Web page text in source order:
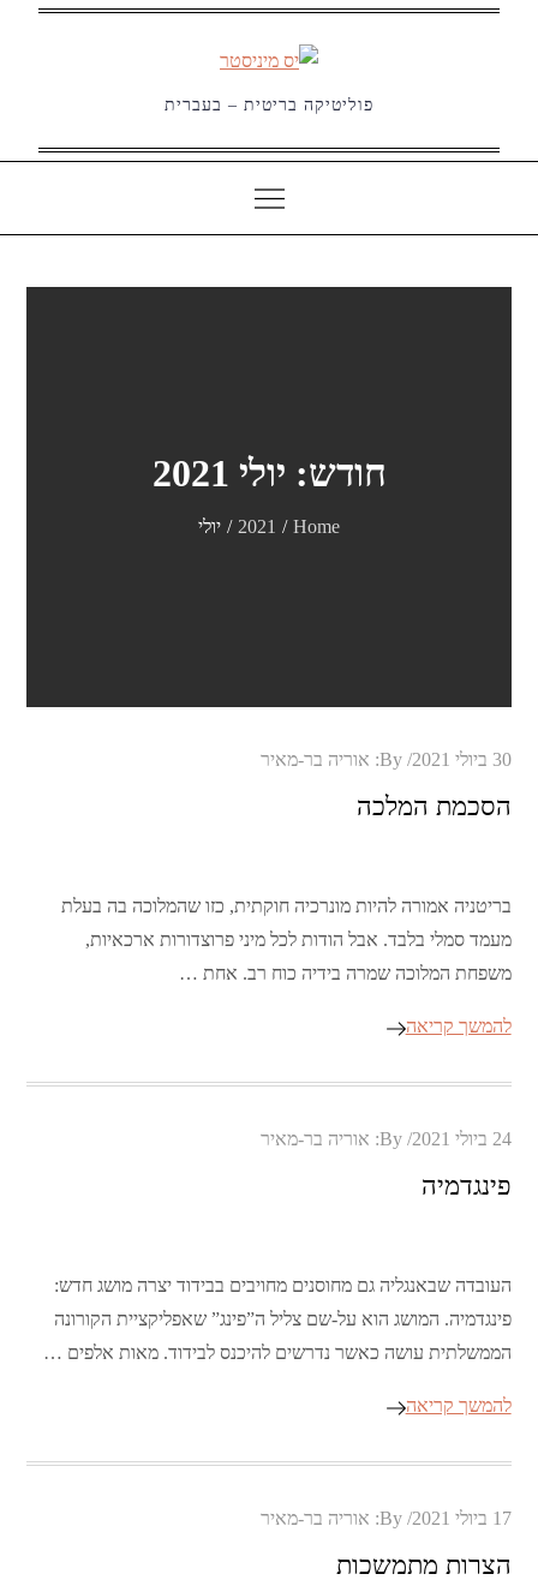
פוליטיקה בריטית – בעברית
חודש: יולי 2021
Home
2021 יולי
Posted
30 ביולי 2021 By: אוריה בר-מאיר
הסכמת המלכה
בריטניה אמורה להיות מונרכיה חוקתית, כזו שהמלוכה בה בעלת
מעמד סמלי בלבד. אבל הודות לכל מיני פרוצדורות ארכאיות,
משפחת המלוכה שמרה בידיה כוח רב. אחת …
להמשך קריאה
Posted
24 ביולי 2021 By: אוריה בר-מאיר
פינגדמיה
העובדה שבאנגליה גם מחוסנים מחויבים בבידוד יצרה מושג חדש:
פינגדמיה. המושג הוא על-שם צליל ה”פינג” שאפליקציית הקורונה
הממשלתית עושה כאשר נדרשים להיכנס לבידוד. מאות אלפים …
להמשך קריאה
Posted
17 ביולי 2021 By: אוריה בר-מאיר
הצרות מתמשכות